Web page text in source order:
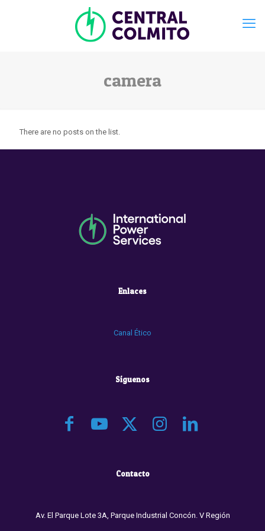
camera
There are no posts on the list.
Enlaces
Canal Ético
Síguenos
Contacto
Av. El Parque Lote 3A, Parque Industrial Concón. V Región